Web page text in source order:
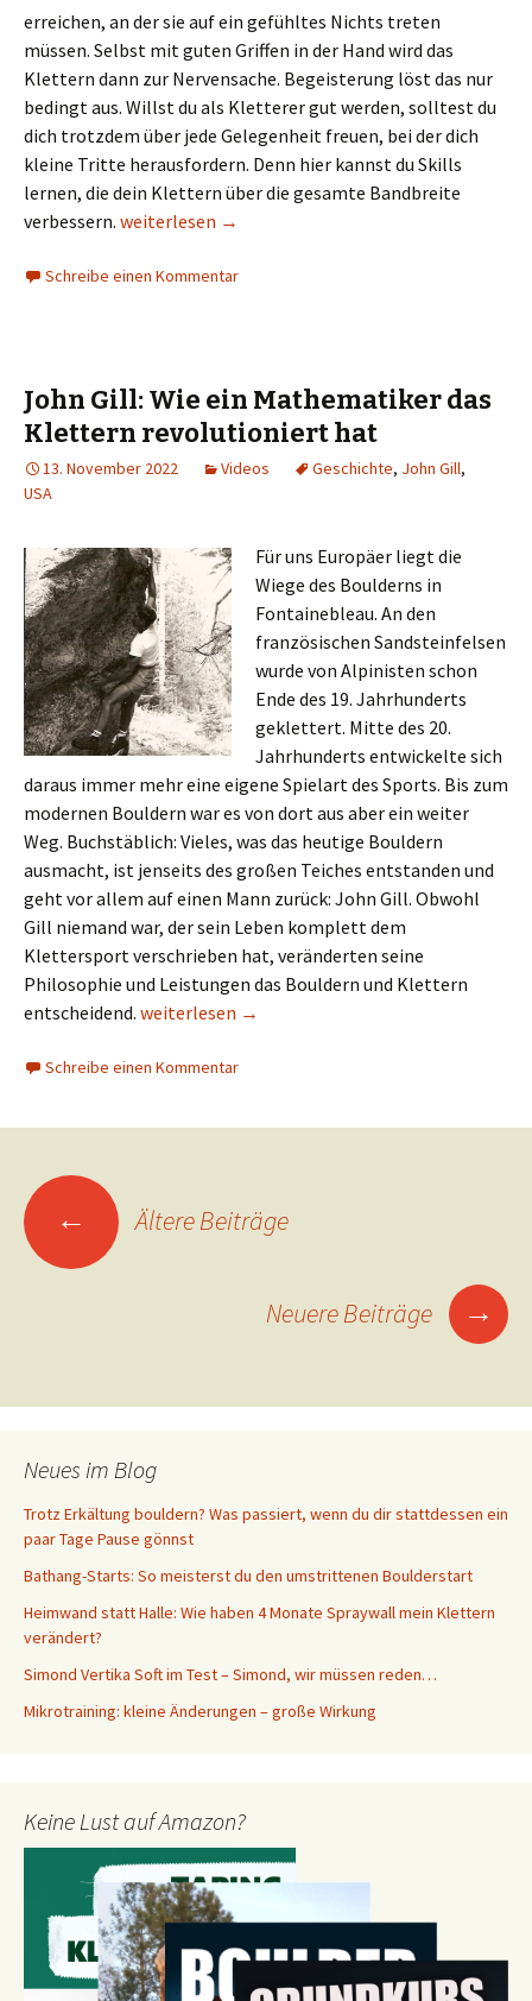
erreichen, an der sie auf ein gefühltes Nichts treten
müssen. Selbst mit guten Griffen in der Hand wird das
Klettern dann zur Nervensache. Begeisterung löst das nur
bedingt aus. Willst du als Kletterer gut werden, solltest du
dich trotzdem über jede Gelegenheit freuen, bei der dich
kleine Tritte herausfordern. Denn hier kannst du Skills
lernen, die dein Klettern über die gesamte Bandbreite
verbessern. Wie kleine Tritte dich zu einem besseren, fitteren
weiterlesen →
Schreibe einen Kommentar
John Gill: Wie ein Mathematiker das
Klettern revolutioniert hat
13. November 2022 Videos Geschichte, John Gill,
USA
Für uns Europäer liegt die
Wiege des Boulderns in
Fontainebleau. An den
französischen Sandsteinfelsen
wurde von Alpinisten schon
Ende des 19. Jahrhunderts
geklettert. Mitte des 20.
Jahrhunderts entwickelte sich
daraus immer mehr eine eigene Spielart des Sports. Bis zum
modernen Bouldern war es von dort aus aber ein weiter
Weg. Buchstäblich: Vieles, was das heutige Bouldern
ausmacht, ist jenseits des großen Teiches entstanden und
geht vor allem auf einen Mann zurück: John Gill. Obwohl
Gill niemand war, der sein Leben komplett dem
Klettersport verschrieben hat, veränderten seine
Philosophie und Leistungen das Bouldern und Klettern
entscheidend. John Gill: Wie ein Mathematiker das Klettern
weiterlesen →
Schreibe einen Kommentar
Beitrags-
Navigation
← Ältere Beiträge
Neuere Beiträge →
Neues im Blog
Trotz Erkältung bouldern? Was passiert, wenn du dir stattdessen ein
paar Tage Pause gönnst
Bathang-Starts: So meisterst du den umstrittenen Boulderstart
Heimwand statt Halle: Wie haben 4 Monate Spraywall mein Klettern
verändert?
Simond Vertika Soft im Test – Simond, wir müssen reden…
Mikrotraining: kleine Änderungen – große Wirkung
Keine Lust auf Amazon?